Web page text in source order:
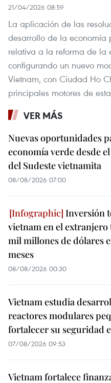
21/04/2026 08:59
La aplicación de las
desarrollo de la
relativa a la reforma de la
configurando un nuevo
Vietnam, con Ciudad Ho
principales motores de
VER MÁS
Nuevas oportunidades
economía verde desde
del Sudeste vietnamita
08/08/2026 07:00
Inversión
vietnam en el extranjero
mil millones de dólares
meses
08/08/2026 00:30
Vietnam estudia
reactores modulares
fortalecer su seguridad
07/08/2026 09:53
Vietnam fortalece